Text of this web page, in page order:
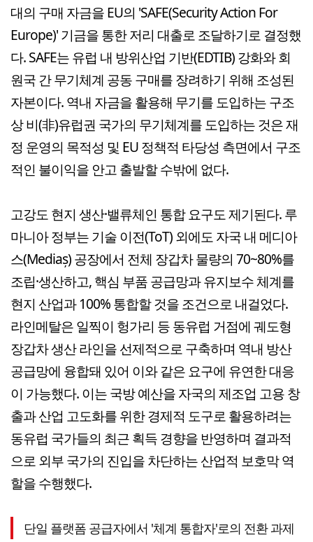
대의 구매 자금을 EU의 'SAFE(Security Action For
Europe)' 기금을 통한 저리 대출로 조달하기로 결정했
다. SAFE는 유럽 내 방위산업 기반(EDTIB) 강화와 회
원국 간 무기체계 공동 구매를 장려하기 위해 조성된
자본이다. 역내 자금을 활용해 무기를 도입하는 구조
상 비(非)유럽권 국가의 무기체계를 도입하는 것은 재
정 운영의 목적성 및 EU 정책적 타당성 측면에서 구조
적인 불이익을 안고 출발할 수밖에 없다.
고강도 현지 생산·밸류체인 통합 요구도 제기된다. 루
마니아 정부는 기술 이전(ToT) 외에도 자국 내 메디아
스(Mediaș) 공장에서 전체 장갑차 물량의 70~80%를
조립·생산하고, 핵심 부품 공급망과 유지보수 체계를
현지 산업과 100% 통합할 것을 조건으로 내걸었다.
라인메탈은 일찍이 헝가리 등 동유럽 거점에 궤도형
장갑차 생산 라인을 선제적으로 구축하며 역내 방산
공급망에 융합돼 있어 이와 같은 요구에 유연한 대응
이 가능했다. 이는 국방 예산을 자국의 제조업 고용 창
출과 산업 고도화를 위한 경제적 도구로 활용하려는
동유럽 국가들의 최근 획득 경향을 반영하며 결과적
으로 외부 국가의 진입을 차단하는 산업적 보호막 역
할을 수행했다.
단일 플랫폼 공급자에서 '체계 통합자'로의 전환 과제